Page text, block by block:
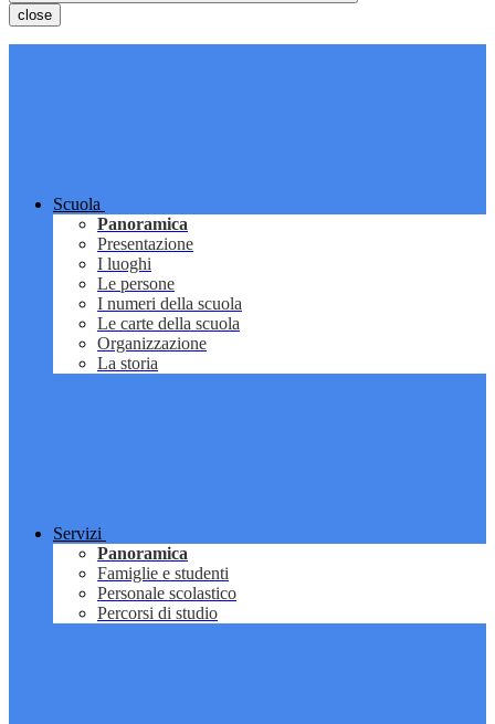
close
Scuola
Panoramica
Presentazione
I luoghi
Le persone
I numeri della scuola
Le carte della scuola
Organizzazione
La storia
Servizi
Panoramica
Famiglie e studenti
Personale scolastico
Percorsi di studio